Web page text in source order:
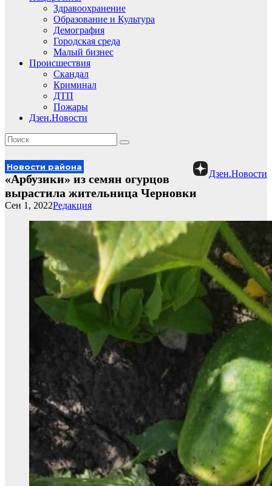
Здравоохранение
Образование и Культура
Демография
Городская среда
Малый бизнес
Происшествия
Скандал
Криминал
ДТП
Пожары
Дзен.Новости
Дзен.Новости
Новости района
«Арбузики» из семян огурцов
вырастила жительница Черновки
Редакция
Сен 1, 2022